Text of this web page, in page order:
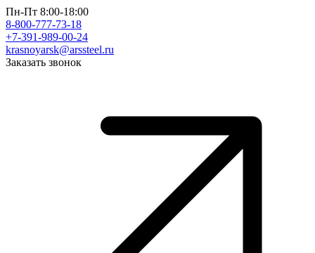
Пн-Пт 8:00-18:00
8-800-777-73-18
+7-391-989-00-24
krasnoyarsk@arssteel.ru
Заказать звонок